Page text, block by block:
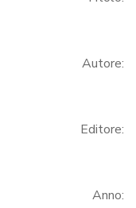
Autore:
Editore:
Anno: